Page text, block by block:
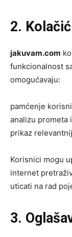
2.
jakuvam.com
funkcionalnost
omogućavaju:
pamćenje
analizu prometa
prikaz
Korisnici mogu
internet
uticati na rad
3.